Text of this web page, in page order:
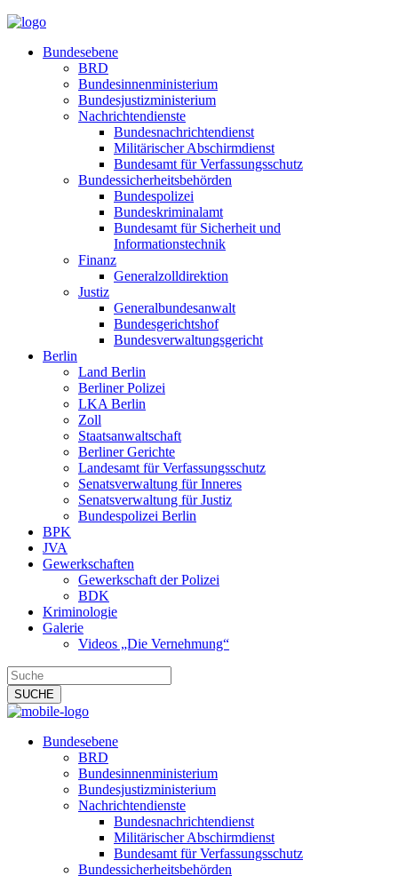
Bundesebene
BRD
Bundesinnenministerium
Bundesjustizministerium
Nachrichtendienste
Bundesnachrichtendienst
Militärischer Abschirmdienst
Bundesamt für Verfassungsschutz
Bundessicherheitsbehörden
Bundespolizei
Bundeskriminalamt
Bundesamt für Sicherheit und
Informationstechnik
Finanz
Generalzolldirektion
Justiz
Generalbundesanwalt
Bundesgerichtshof
Bundesverwaltungsgericht
Berlin
Land Berlin
Berliner Polizei
LKA Berlin
Zoll
Staatsanwaltschaft
Berliner Gerichte
Landesamt für Verfassungsschutz
Senatsverwaltung für Inneres
Senatsverwaltung für Justiz
Bundespolizei Berlin
BPK
JVA
Gewerkschaften
Gewerkschaft der Polizei
BDK
Kriminologie
Galerie
Videos „Die Vernehmung“
Bundesebene
BRD
Bundesinnenministerium
Bundesjustizministerium
Nachrichtendienste
Bundesnachrichtendienst
Militärischer Abschirmdienst
Bundesamt für Verfassungsschutz
Bundessicherheitsbehörden